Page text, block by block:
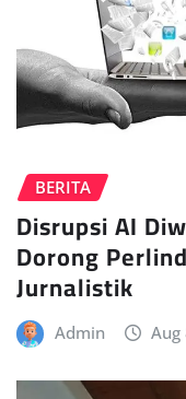
BERITA
Disrupsi AI
Dorong
Jurnalistik
Admin Aug